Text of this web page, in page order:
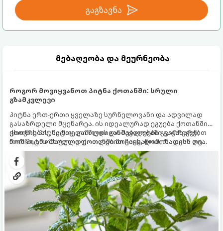
გაგზავნა
მებაღეობა და მეურნეობა
როგორ მოვიყვანოთ პიტნა ქოთანში: სრული
გზამკვლევი
პიტნა ერთ-ერთი ყველაზე სურნელოვანი და ადვილად
გასაზრდელი მცენარეა. ის იდეალურად ეგუება ქოთანში
ცხოვრებას, მეტიც, გამოცდილი მებაღეები გვირჩევენ,
რომ პიტნა მხოლოდ ქოთანში მოვიყვანოთ, რადგან ღია
გრუნტში (ბაღში) დარგვისას ის ფესვებით ძალიან
სწრაფად ვრცელდება და სხვა მცენარეებს ავიწროებს.
ქოთნის პიტნა მთელი წლის განმავლობაში გაგახარებთ
ნორჩი, არომატული ფოთლებით ჩაის, ლიმონათისა თუ
კერძებისთვის.